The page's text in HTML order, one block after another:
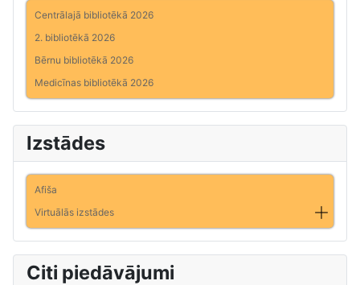
Centrālajā bibliotēkā 2026
2. bibliotēkā 2026
Bērnu bibliotēkā 2026
Medicīnas bibliotēkā 2026
Izstādes
Afiša
Virtuālās izstādes
Citi piedāvājumi